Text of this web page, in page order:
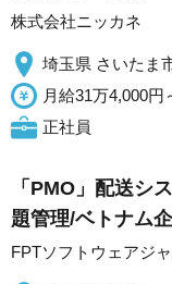
株式会社ニッカネ
埼玉県 さいたま
月給31万4,000円
正社員
「PMO」配送シ
題管理/ベトナム
FPTソフトウェアジ